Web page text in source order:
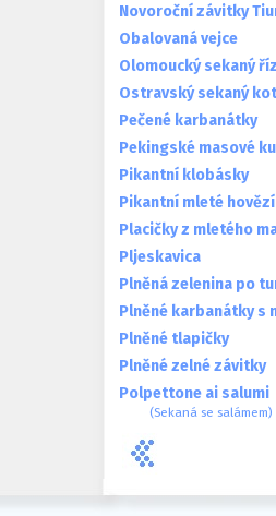
Novoroční závitky
Obalovaná vejce
Olomoucký sekaný
Ostravský sekaný
Pečené karbanátky
Pekingské masové
Pikantní klobásky
Pikantní mleté
Placičky z mletého
Pljeskavica
Plněná zelenina po
Plněné karbanátky s
Plněné tlapičky
Plněné zelné závitky
Polpettone ai salumi
(Sekaná se salámem)